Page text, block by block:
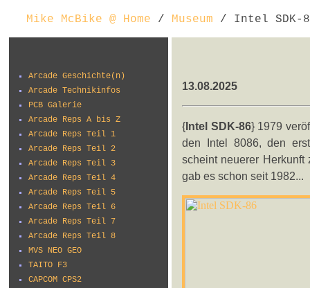
Mike McBike @ Home / Museum / Intel SDK-
Arcade Geschichte(n)
Arcade Technikinfos
PCB Galerie
Arcade Reps A bis Z
Arcade Reps Teil 1
Arcade Reps Teil 2
Arcade Reps Teil 3
Arcade Reps Teil 4
Arcade Reps Teil 5
Arcade Reps Teil 6
Arcade Reps Teil 7
Arcade Reps Teil 8
MVS NEO GEO
TAITO F3
CAPCOM CPS2
13.08.2025
{Intel SDK-86} 1979
den Intel 8086, den
scheint neuerer
gab es schon seit 1982...